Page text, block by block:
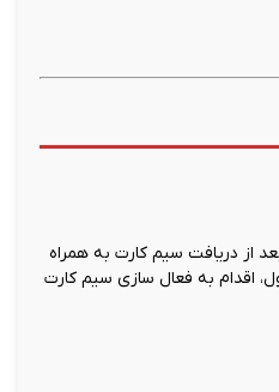
از دریافت سیم کارت به همراه
اقدام به فعال سازی سیم کارت